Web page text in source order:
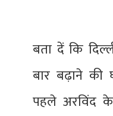
बता दें कि
बार बढ़ाने
पहले अरविंद